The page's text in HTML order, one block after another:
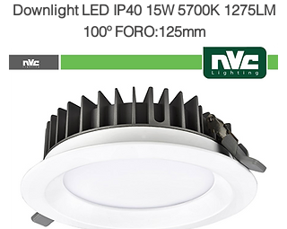
Downlight LED IP40 15W 5700K 1275LM
100º FORO:125mm